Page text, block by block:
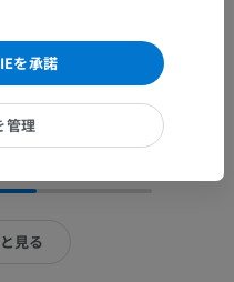
見る
を承諾
管理